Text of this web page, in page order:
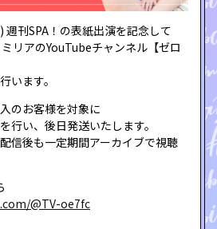
刊SPA！の表紙出演を記念して
リアのYouTubeチャンネル【ゼロ
います。
のお客様を対象に
行い、後日発送いたします。
信後も一定期間アーカイブで視聴
@TV-oe7fc